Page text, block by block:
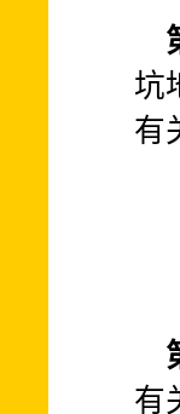
坑
有
有